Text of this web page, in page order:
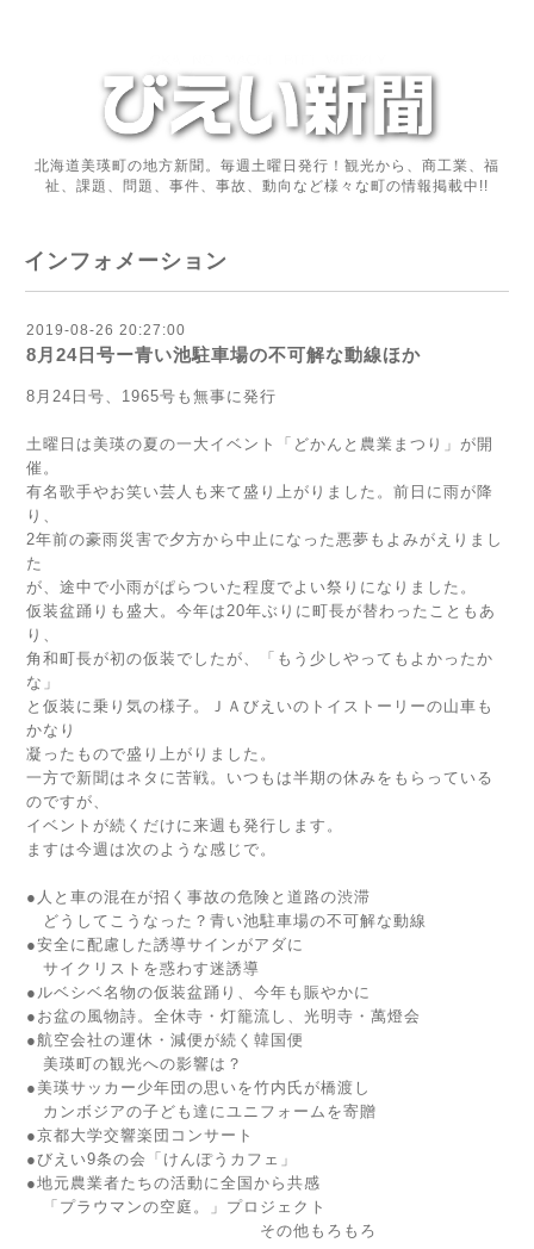
北海道美瑛町の地方新聞。毎週土曜日発行！観光から、商工業、福
祉、課題、問題、事件、事故、動向など様々な町の情報掲載中!!
インフォメーション
2019-08-26 20:27:00
8月24日号ー青い池駐車場の不可解な動線ほか
8月24日号、1965号も無事に発行
土曜日は美瑛の夏の一大イベント「どかんと農業まつり」が開
催。
有名歌手やお笑い芸人も来て盛り上がりました。前日に雨が降
り、
2年前の豪雨災害で夕方から中止になった悪夢もよみがえりまし
た
が、途中で小雨がぱらついた程度でよい祭りになりました。
仮装盆踊りも盛大。今年は20年ぶりに町長が替わったこともあ
り、
角和町長が初の仮装でしたが、「もう少しやってもよかったか
な」
と仮装に乗り気の様子。ＪＡびえいのトイストーリーの山車も
かなり
凝ったもので盛り上がりました。
一方で新聞はネタに苦戦。いつもは半期の休みをもらっている
のですが、
イベントが続くだけに来週も発行します。
ますは今週は次のような感じで。
●人と車の混在が招く事故の危険と道路の渋滞
どうしてこうなった？青い池駐車場の不可解な動線
●安全に配慮した誘導サインがアダに
サイクリストを惑わす迷誘導
●ルベシベ名物の仮装盆踊り、今年も賑やかに
●お盆の風物詩。全休寺・灯籠流し、光明寺・萬燈会
●航空会社の運休・減便が続く韓国便
美瑛町の観光への影響は？
●美瑛サッカー少年団の思いを竹内氏が橋渡し
カンボジアの子ども達にユニフォームを寄贈
●京都大学交響楽団コンサート
●びえい9条の会「けんぽうカフェ」
●地元農業者たちの活動に全国から共感
「プラウマンの空庭。」プロジェクト
その他もろもろ